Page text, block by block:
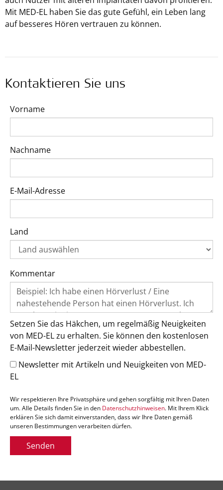
Mit MED-EL haben Sie das gute Gefühl, ein Leben lang
auf besseres Hören vertrauen zu können.
Kontaktieren Sie uns
Vorname
Nachname
E-Mail-Adresse
Land
Kommentar
Setzen Sie das Häkchen, um regelmäßig Neuigkeiten
von MED-EL zu erhalten. Sie können den kostenlosen
E-Mail-Newsletter jederzeit wieder abbestellen.
Newsletter mit Artikeln und Neuigkeiten von MED-
EL
Wir respektieren Ihre Privatsphäre und gehen sorgfältig mit Ihren Daten
um. Alle Details finden Sie in den Datenschutzhinweisen. Mit Ihrem Klick
erklären Sie sich damit einverstanden, dass wir Ihre Daten gemäß
unseren Bestimmungen verarbeiten dürfen.
Senden